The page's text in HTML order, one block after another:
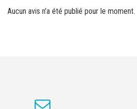
Aucun avis n'a été publié pour le moment.